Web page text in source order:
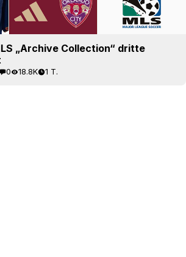
„Archive Collection“ dritte
0 18.8K 1 T.